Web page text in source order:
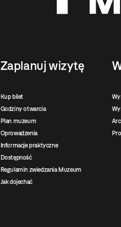
Zaplanuj wizytę
Kup bilet
Godziny otwarcia
Plan muzeum
Oprowadzenia
Informacje praktyczne
Dostępność
Regulamin zwiedzania Muzeum
Jak dojechać